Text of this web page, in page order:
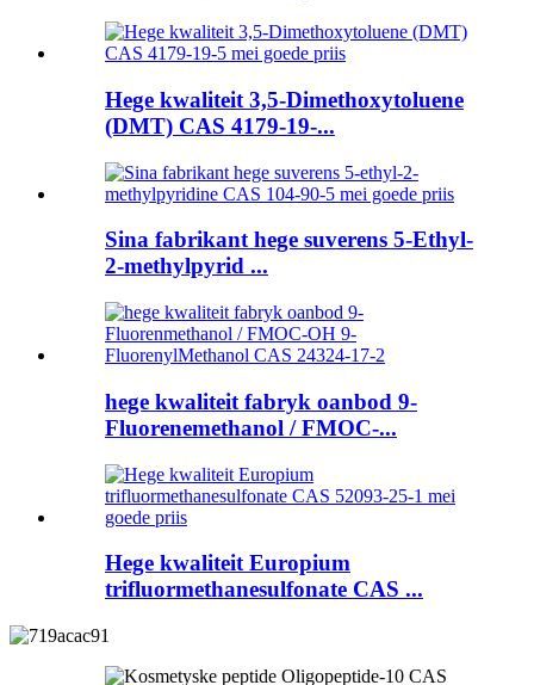
Hege kwaliteit 3,5-Dimethoxytoluene
(DMT) CAS 4179-19-...
Sina fabrikant hege suverens 5-Ethyl-
2-methylpyrid ...
hege kwaliteit fabryk oanbod 9-
Fluorenemethanol / FMOC-...
Hege kwaliteit Europium
trifluormethanesulfonate CAS ...